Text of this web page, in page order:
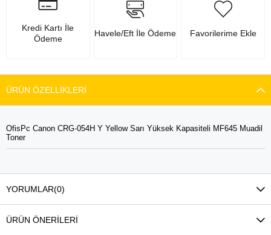
Kredi Kartı İle
Ödeme
Havele/Eft İle Ödeme Favorilerime Ekle
ÜRÜN ÖZELLIKLERI
OfisPc Canon CRG-054H Y Yellow Sarı Yüksek Kapasiteli MF645 Muadil
Toner
YORUMLAR(0)
ÜRÜN ÖNERILERI